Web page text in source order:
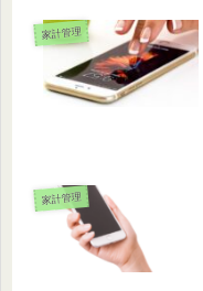
家計管理
家計管理